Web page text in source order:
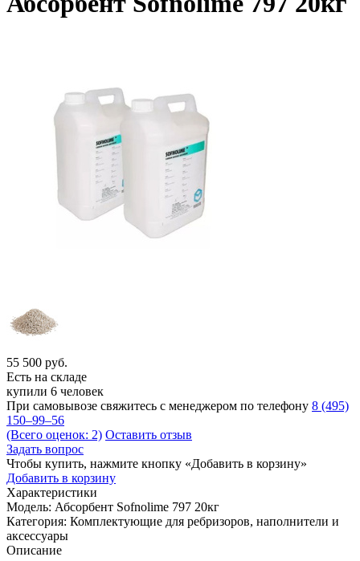
55 500 руб.
Есть на складе
купили 6 человек
При самовывозе свяжитесь с менеджером по телефону 8 (495)
150–99–56
(Всего оценок: 2) Оставить отзыв
Задать вопрос
Чтобы купить, нажмите кнопку «Добавить в корзину»
Добавить в корзину
Характеристики
Модель: Абсорбент Sofnolime 797 20кг
Категория: Комплектующие для ребризоров, наполнители и
аксессуары
Описание